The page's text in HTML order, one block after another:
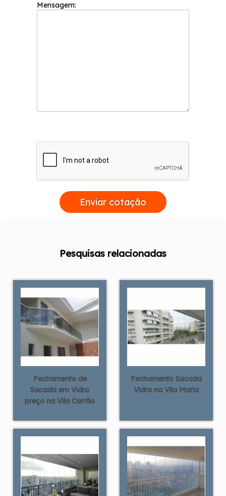
Mensagem:
Enviar cotação
Pesquisas relacionadas
Fechamento de
Sacada em Vidro
preço na Vila Carrão
Fechamento Sacada
Vidro na Vila Maria